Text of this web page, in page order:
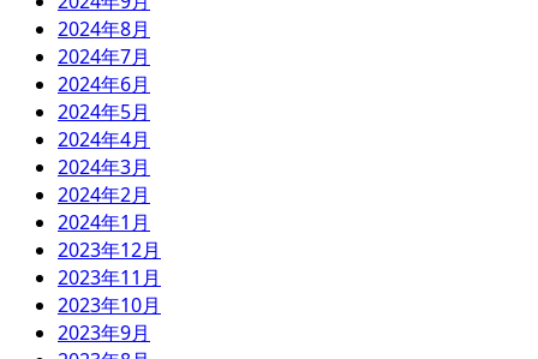
2024年8月
2024年7月
2024年6月
2024年5月
2024年4月
2024年3月
2024年2月
2024年1月
2023年12月
2023年11月
2023年10月
2023年9月